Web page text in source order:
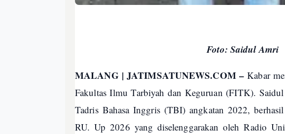
Foto: Saidul Amri
MALANG | JATIMSATUNEWS.COM –Kabar
Fakultas Ilmu Tarbiyah dan Keguruan (FITK).
Tadris Bahasa Inggris (TBI) angkatan 2022,
RU. Up 2026 yang diselenggarakan oleh Radio